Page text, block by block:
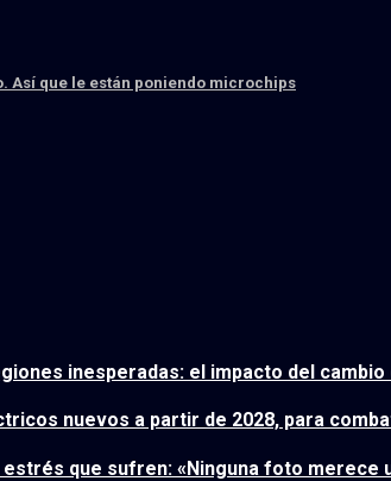
Así que le están poniendo microchips
inesperadas: el impacto del
nuevos a partir de 2028, para
que sufren: «Ninguna foto merece